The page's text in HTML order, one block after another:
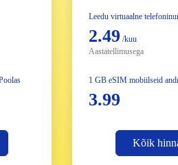
Leedu virtuaalne
2.49 /kuu
Aastatellimusega
1 GB eSIM mobiilseid
3.99
Kõik